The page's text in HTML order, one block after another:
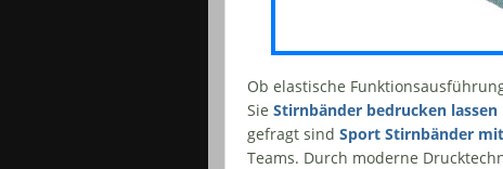
Ob elastische
Sie Stirnbänder bedrucken lassen
gefragt sind Sport Stirnbänder
Teams. Durch moderne